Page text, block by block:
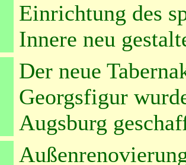
Einrichtung des
Innere neu
Der neue
Georgsfigur
Augsburg